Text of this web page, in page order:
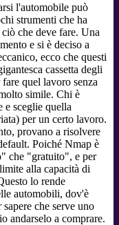
l'automobile può
strumenti che ha
che deve fare. Una
e si è deciso a
ecco che questi
cassetta degli
quel lavoro senza
simile. Chi è
e sceglie quella
per un certo lavoro.
provano a risolvere
Poiché Nmap è
che "gratuito", e per
alla capacità di
lo rende
automobili, dov'è
che serve uno
andarselo a comprare.